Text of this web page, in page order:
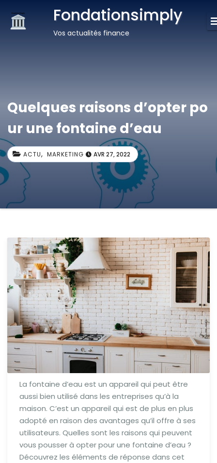
Fondationsimply
Vos actualités finance
Quelques raisons d’opter po
ur une fontaine d’eau
ACTU, MARKETING AVR 27, 2022
La fontaine d’eau est un appareil qui peut être
aussi bien utilisé dans les entreprises qu’à la
maison. C’est un appareil qui est de plus en plus
adopté en raison des avantages qu’il offre à ses
utilisateurs. Quelles sont les raisons qui peuvent
vous pousser à opter pour une fontaine d’eau ?
Découvrez les éléments de réponse dans cet